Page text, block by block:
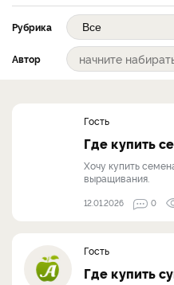
Рубрика
Автор
Гость
Где купить
Хочу купить
выращивания.
12.01.2026 0
Гость
Где купить